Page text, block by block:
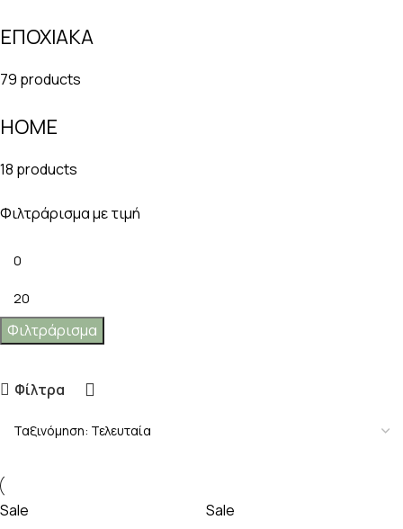
ΕΠΟΧΙΑΚΑ
79 products
HOME
18 products
Φιλτράρισμα με τιμή
Φιλτράρισμα
Φίλτρα
Sale Sale